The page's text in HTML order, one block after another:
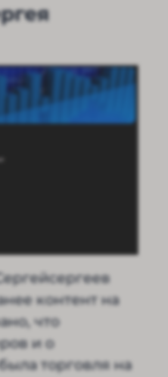
контент на
что
и о
торговля на